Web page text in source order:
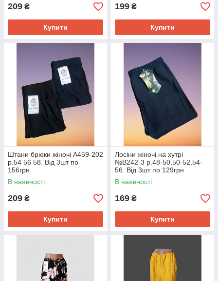
209 ₴
Купити
199 ₴
Купити
Штани брюки жіночі А459-202
р.54 56 58. Від 3шт по
156грн.
В наявності
209 ₴
Купити
Лосіни жіночі на хутрі
№В242-3 р.48-50,50-52,54-
56. Від 3шт по 129грн
В наявності
169 ₴
Купити